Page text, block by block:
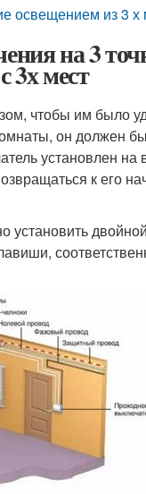
освещением из 3 х
на 3
3х мест
чтобы им было
он должен
установлен на
к его